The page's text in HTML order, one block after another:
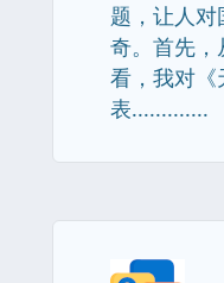
题，让人
奇。首先
看，我对
表.............